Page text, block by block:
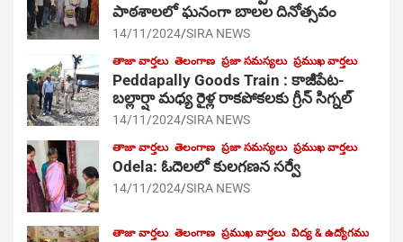
పాఠ‌శాల‌లో ఘనంగా బాలల దినోత్సవం
14/11/2024 SIRA NEWS
తాజా వార్తలు తెలంగాణ ప్రజా సమస్యలు ప్రముఖ వార్తలు
Peddapally Goods Train : కాజీపేట-
బల్లార్షా మధ్య రైళ్ల రాకపోకలకు గ్రీన్ సిగ్నల్
14/11/2024 SIRA NEWS
తాజా వార్తలు తెలంగాణ ప్రజా సమస్యలు ప్రముఖ వార్తలు
Odela: ఓదెలలో కులగణన సర్వే
14/11/2024 SIRA NEWS
తాజా వార్తలు తెలంగాణ ప్రముఖ వార్తలు విద్య & ఉద్యోగము